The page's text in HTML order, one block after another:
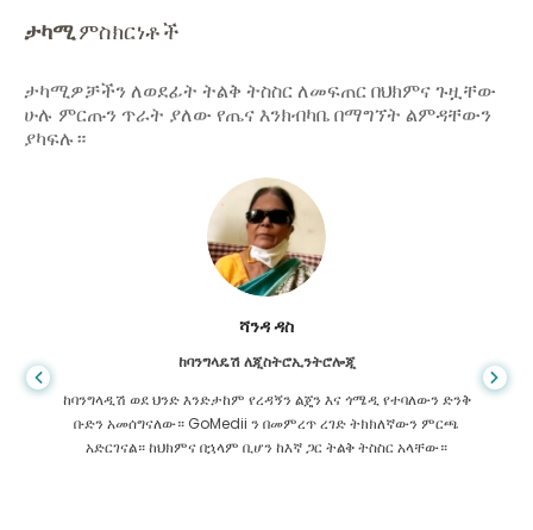
ታካሚምስክርነቶች
ታካሚዎቻችን ለወደፊት ትልቅ ትስስር ለመፍጠር በህክምና ጉዟቸው
ሁሉ ምርጡን ጥራት ያለው የጤና እንክብካቤ በማግኘት ልምዳቸውን
ያካፍሉ።
ሻንዳ ዳስ
ከባንግላዴሽ ለጂስትሮኢንትሮሎጂ
ከባንግላዲሽ ወደ ህንድ እንድታከም የረዳኝን ልጄን እና ጎሜዲ የተባለውን ድንቅ
ቡድን አመሰግናለው። GoMedii ን በመምረጥ ረገድ ትክክለኛውን ምርጫ
አድርገናል። ከህክምና በኋላም ቢሆን ከእኛ ጋር ትልቅ ትስስር አላቸው።